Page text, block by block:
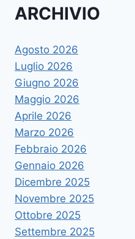
ARCHIVIO
Agosto 2026
Luglio 2026
Giugno 2026
Maggio 2026
Aprile 2026
Marzo 2026
Febbraio 2026
Gennaio 2026
Dicembre 2025
Novembre 2025
Ottobre 2025
Settembre 2025